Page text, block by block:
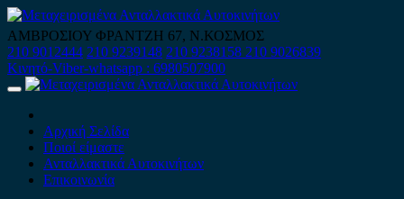
Skip
to
content
ΑΜΒΡΟΣΙΟΥ ΦΡΑΝΤΖΗ 67, Ν.ΚΟΣΜΟΣ
210 9012444 210 9239148 210 9238158 210 9026839
Κινητό-Viber-whatsapp : 6980507900
Primary
Αρχική Σελίδα
Ποιοί είμαστε
Ανταλλακτικά Αυτοκινήτων
Επικοινωνία